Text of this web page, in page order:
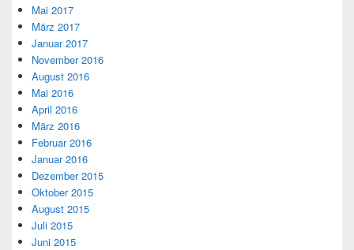
Mai 2017
März 2017
Januar 2017
November 2016
August 2016
Mai 2016
April 2016
März 2016
Februar 2016
Januar 2016
Dezember 2015
Oktober 2015
August 2015
Juli 2015
Juni 2015